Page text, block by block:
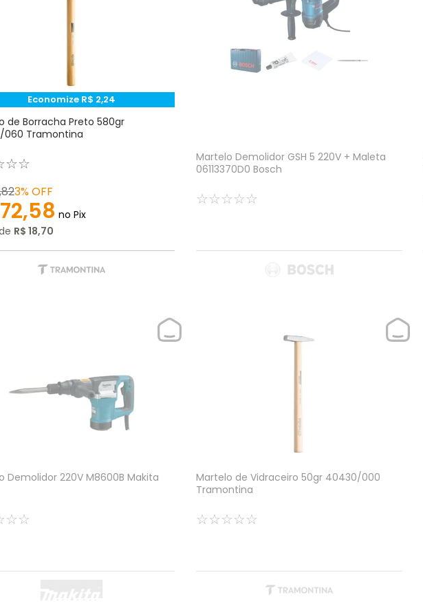
Economize R$ 2,24
de Borracha Preto 580gr
060 Tramontina
☆☆
823%OFF
72,58 no Pix
R$ 18,70
Martelo Demolidor GSH 5 220V + Maleta
06113370D0 Bosch
☆☆☆☆☆
Demolidor 220V M8600B Makita
☆☆
Martelo de Vidraceiro 50gr 40430/000
Tramontina
☆☆☆☆☆